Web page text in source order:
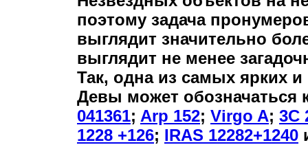
поэтому задача
выглядит значительно
выглядит не менее
Так, одна из самых ярких и
Девы может обозначаться
041361; Arp 152; Virgo A; 3C
1228 +126; IRAS 12282+1240